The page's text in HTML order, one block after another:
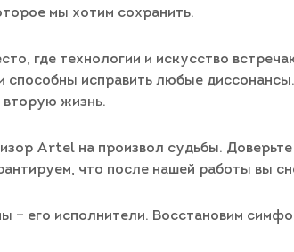
мы хотим сохранить.
где технологии и искусство
способны исправить любые
вторую жизнь.
Artel на произвол судьбы.
что после нашей работы вы
– его исполнители. Восстановим